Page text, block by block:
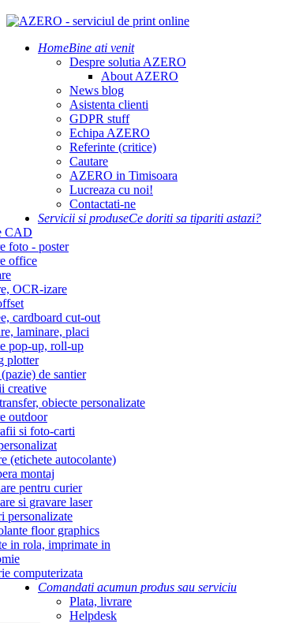
HomeBine ati venit
Despre solutia AZERO
About AZERO
News blog
Asistenta clienti
GDPR stuff
Echipa AZERO
Referinte (critice)
Cautare
AZERO in Timisoara
Lucreaza cu noi!
Contactati-ne
Servicii si produseCe doriti sa tipariti astazi?
CAD
foto - poster
office
OCR-izare
cardboard cut-out
laminare, placi
pop-up, roll-up
plotter
de santier
creative
obiecte personalizate
outdoor
si foto-carti
(etichete autocolante)
montaj
pentru curier
si gravare laser
personalizate
floor graphics
in rola, imprimate in
computerizata
Comandati acumun produs sau serviciu
Plata, livrare
Helpdesk